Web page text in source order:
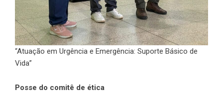
“Atuação em Urgência e Emergência: Suporte Básico de
Vida”
Posse do comitê de ética